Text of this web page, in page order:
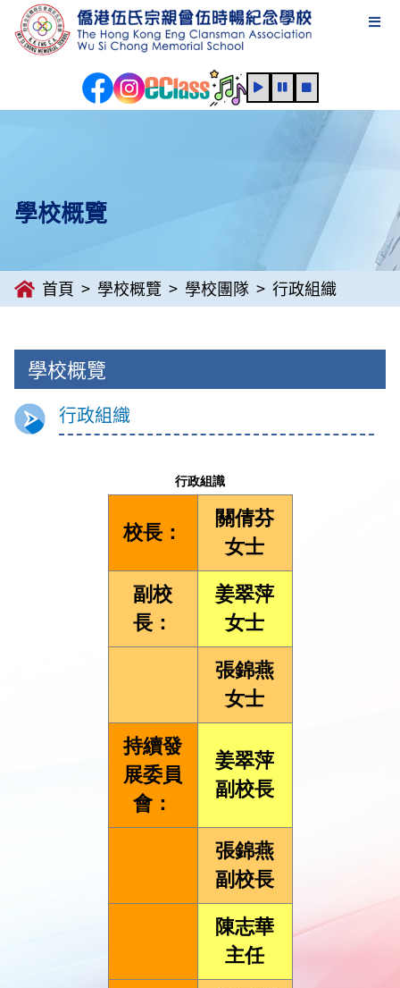
學校概覽
首頁 學校概覽 學校團隊 行政組織
學校概覽
行政組織
行政組識
校長：
關倩芬
女士
副校
長：
姜翠萍
女士
張錦燕
女士
持續發
展委員
會：
姜翠萍
副校長
張錦燕
副校長
陳志華
主任